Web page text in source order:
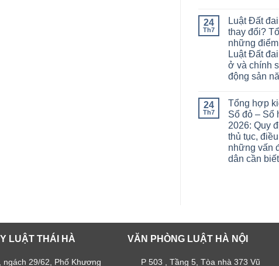
24
Th7
Luật Đất
thay đổi?
những
Luật Đất
ở và chính
động sản
24
Th7
Tổng hợp
Sổ đỏ – Sổ
2026: Quy
thủ tục,
những vấn
dân cần biết
LUẬT THÁI HÀ
ngách 29/62, Phố Khương
VĂN PHÒNG LUẬT HÀ NỘI
P 503 , Tầng 5, Tòa nhà 373 Vũ